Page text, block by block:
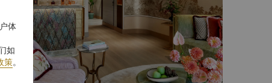
体
如
策。